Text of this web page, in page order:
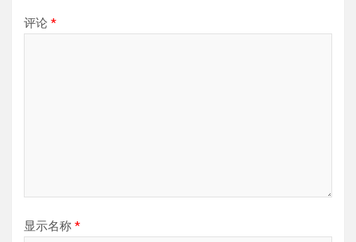
评论 *
显示名称 *